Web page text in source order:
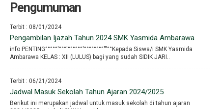
Pengumuman
Terbit : 08/01/2024
Pengambilan Ijazah Tahun 2024 SMK Yasmida Ambarawa
info PENTING°°°°°′°°°′°°°°°°′°°°°°°°°′′′°°Kepada Siswa/i SMK Yasmida
Ambarawa KELAS : XII (LULUS) bagi yang sudah SIDIK JARI..
Terbit : 06/21/2024
Jadwal Masuk Sekolah Tahun Ajaran 2024/2025
Berikut ini merupakan jadwal untuk masuk sekolah di tahun ajaran